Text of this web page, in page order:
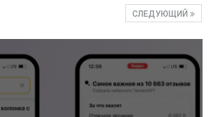
СЛЕДУЮЩИЙ